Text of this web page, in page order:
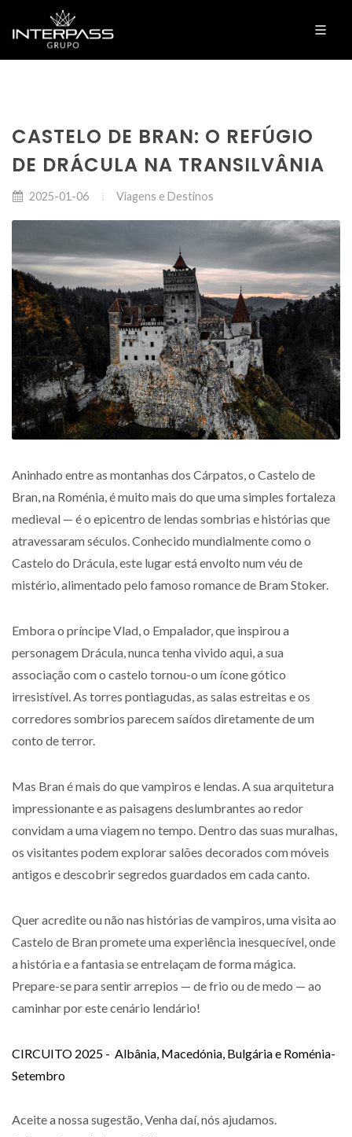
CASTELO DE BRAN: O REFÚGIO
DE DRÁCULA NA TRANSILVÂNIA
2025-01-06 Viagens e Destinos
Aninhado entre as montanhas dos Cárpatos, o Castelo de
Bran, na Roménia, é muito mais do que uma simples fortaleza
medieval — é o epicentro de lendas sombrias e histórias que
atravessaram séculos. Conhecido mundialmente como o
Castelo do Drácula, este lugar está envolto num véu de
mistério, alimentado pelo famoso romance de Bram Stoker.
Embora o príncipe Vlad, o Empalador, que inspirou a
personagem Drácula, nunca tenha vivido aqui, a sua
associação com o castelo tornou-o um ícone gótico
irresistível. As torres pontiagudas, as salas estreitas e os
corredores sombrios parecem saídos diretamente de um
conto de terror.
Mas Bran é mais do que vampiros e lendas. A sua arquitetura
impressionante e as paisagens deslumbrantes ao redor
convidam a uma viagem no tempo. Dentro das suas muralhas,
os visitantes podem explorar salões decorados com móveis
antigos e descobrir segredos guardados em cada canto.
Quer acredite ou não nas histórias de vampiros, uma visita ao
Castelo de Bran promete uma experiência inesquecível, onde
a história e a fantasia se entrelaçam de forma mágica.
Prepare-se para sentir arrepios — de frio ou de medo — ao
caminhar por este cenário lendário!
CIRCUITO 2025 - Albânia, Macedónia, Bulgária e Roménia-
Setembro
Aceite a nossa sugestão, Venha daí, nós ajudamos.